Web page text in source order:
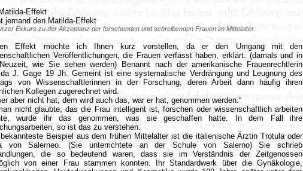
Effekt
jemand den Matilda-Effekt
Exkurs zu der Akzeptanz der forschenden und schreibenden Frauen im Mittelalter.
Effekt möchte ich Ihnen kurz vorstellen, da er den Umgang mit den
Veröffentlichungen, die Frauen verfasst haben, erklärt. (damals und in
wie Sie sehen werden) Benannt nach der amerikanische Frauenrechtlerin
J. Gage 19 Jh. Gemeint ist eine systematische Verdrängung und Leugnung des
von Wissenschaftlerinnen in der Forschung, deren Arbeit dann häufig ihren
Kollegen zugerechnet wird.
aber nicht hat, dem wird auch das, war er hat, genommen werden.“
nicht glaubte, das die Frau intelligent ist, forschen oder wissenschaftlich arbeiten
wurde ihr das genommen, was sie geschaffen hatte. In dem Fall ihre
so ist das zu verstehen.
Beispiel aus dem frühen Mittelalter ist die italienische Ärztin Trotula oder
von Salerneo. (Sie unterrichtete an der Schule von Salerno) Sie schrieb
die so bedeutend waren, dass sie im Verständnis der Zeitgenossen
von einer Frau stammen konnten. Ihr Standardwerk über die Gynäkologie,